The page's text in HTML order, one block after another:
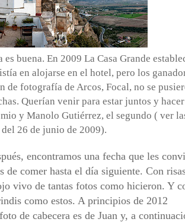
es buena. En 2009 La Casa Grande
en alojarse en el hotel, pero los
de fotografía de Arcos, Focal, no se
Querían venir para estar juntos y
y Manolo Gutiérrez, el segundo ( ver
26 de junio de 2009).
encontramos una fecha que les
de comer hasta el día siguiente. Con
vivo de tantas fotos como hicieron. Y
como estos. A principios de 2012
de cabecera es de Juan y, a